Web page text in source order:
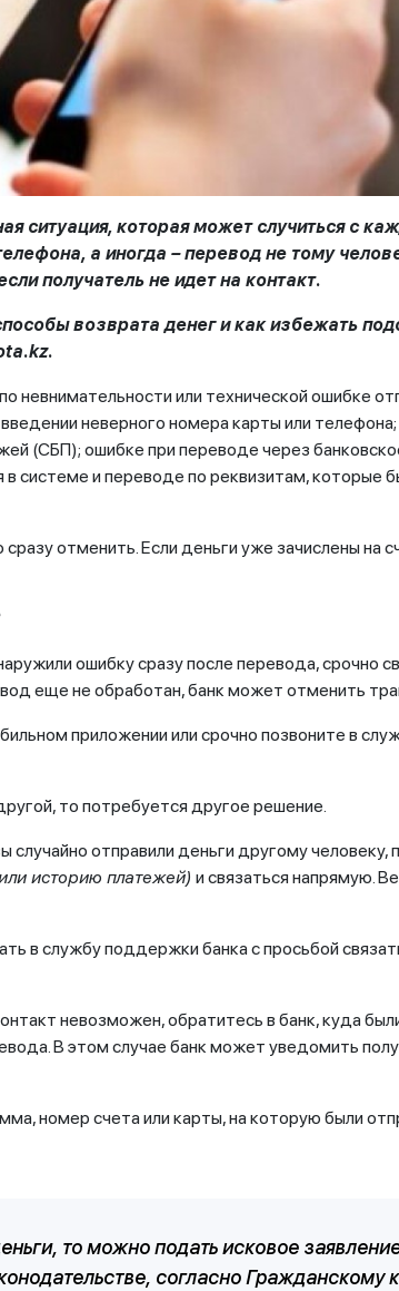
ситуация, которая может случиться с
а иногда – перевод не тому
получатель не идет на контакт.
возврата денег и как избежать
.kz.
невнимательности или технической ошибке
неверного номера карты или
(СБП); ошибке при переводе через
системе и переводе по реквизитам, которые
отменить. Если деньги уже зачислены на
ошибку сразу после перевода, срочно
еще не обработан, банк может отменить
приложении или срочно позвоните в
то потребуется другое решение.
случайно отправили деньги другому человеку,
историю платежей) и связаться напрямую.
в службу поддержки банка с просьбой
невозможен, обратитесь в банк, куда
В этом случае банк может уведомить
номер счета или карты, на которую были
то можно подать исковое
согласно Гражданскому